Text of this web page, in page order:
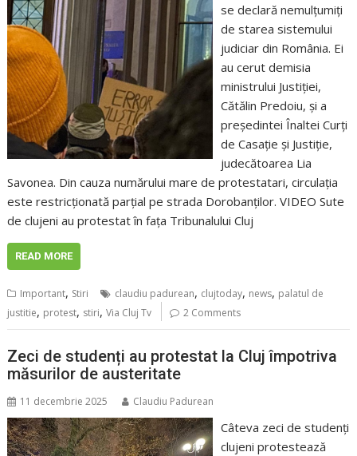
se declară nemulțumiți
de starea sistemului
judiciar din România. Ei
au cerut demisia
ministrului Justiției,
Cătălin Predoiu, și a
președintei Înaltei Curți
de Casație și Justiție,
judecătoarea Lia
Savonea. Din cauza numărului mare de protestatari, circulația
este restricționată parțial pe strada Dorobanților. VIDEO Sute
de clujeni au protestat în fața Tribunalului Cluj
READ MORE
Important, Stiri claudiu padurean, clujtoday, news, palatul de
justitie, protest, stiri,Via Cluj Tv 2 Comments
Zeci de studenți au protestat la Cluj împotriva
măsurilor de austeritate
11 decembrie 2025 Claudiu Padurean
Câteva zeci de studenți
clujeni protestează